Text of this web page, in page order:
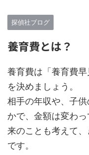
探偵社ブログ
養育費とは？
養育費は「養育費
を決めましょう。
相手の年収や、子
かで、金額は変わ
来のことも考えて
です。